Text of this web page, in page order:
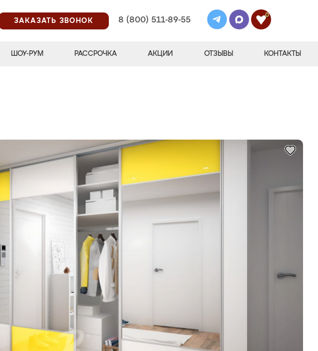
ЗАКАЗАТЬ ЗВОНОК
8 (800) 511-89-55
0
ШОУ-РУМ РАССРОЧКА АКЦИИ ОТЗЫВЫ КОНТАКТЫ